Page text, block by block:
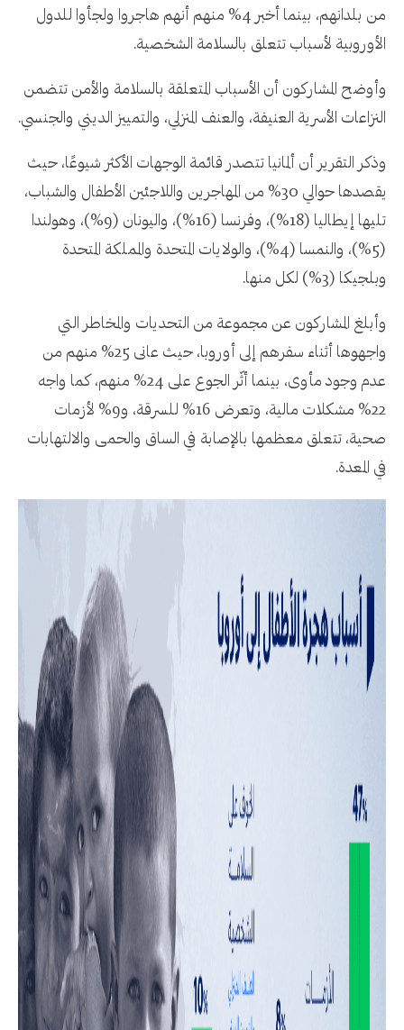
من بلدانهم، بينما أخبر 4% منهم أنهم هاجروا ولجأوا للدول
الأوروبية لأسباب تتعلق بالسلامة الشخصية.
وأوضح المشاركون أن الأسباب المتعلقة بالسلامة والأمن تتضمن
النزاعات الأسرية العنيفة، والعنف المنزلي، والتمييز الديني والجنسي.
وذكر التقرير أن ألمانيا تتصدر قائمة الوجهات الأكثر شيوعًا، حيث
يقصدها حوالي 30% من المهاجرين واللاجئين الأطفال والشباب،
تليها إيطاليا (18%)، وفرنسا (16%)، واليونان (9%)، وهولندا
(5%)، والنمسا (4%)، والولايات المتحدة والمملكة المتحدة
وبلجيكا (3%) لكل منها.
وأبلغ المشاركون عن مجموعة من التحديات والمخاطر التي
واجهوها أثناء سفرهم إلى أوروبا، حيث عانى 25% منهم من
عدم وجود مأوى، بينما أثّر الجوع على 24% منهم، كما واجه
22% مشكلات مالية، وتعرض 16% للسرقة، و9% لأزمات
صحية، تتعلق معظمها بالإصابة في الساق والحمى والالتهابات
في المعدة.